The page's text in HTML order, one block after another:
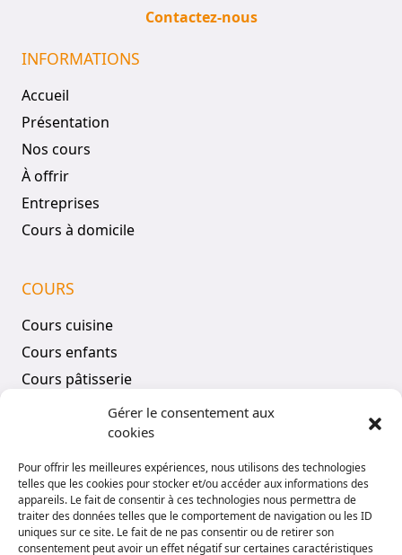
Gérer le consentement aux
cookies
Pour offrir les meilleures expériences, nous utilisons des technologies
telles que les cookies pour stocker et/ou accéder aux informations des
appareils. Le fait de consentir à ces technologies nous permettra de
traiter des données telles que le comportement de navigation ou les ID
uniques sur ce site. Le fait de ne pas consentir ou de retirer son
consentement peut avoir un effet négatif sur certaines caractéristiques
Contactez-nous
INFORMATIONS
Accueil
Présentation
Nos cours
À offrir
Entreprises
Cours à domicile
COURS
Cours cuisine
Cours enfants
Cours pâtisserie
Tous les cours
COMPTE
Mon compte
Vos réservations